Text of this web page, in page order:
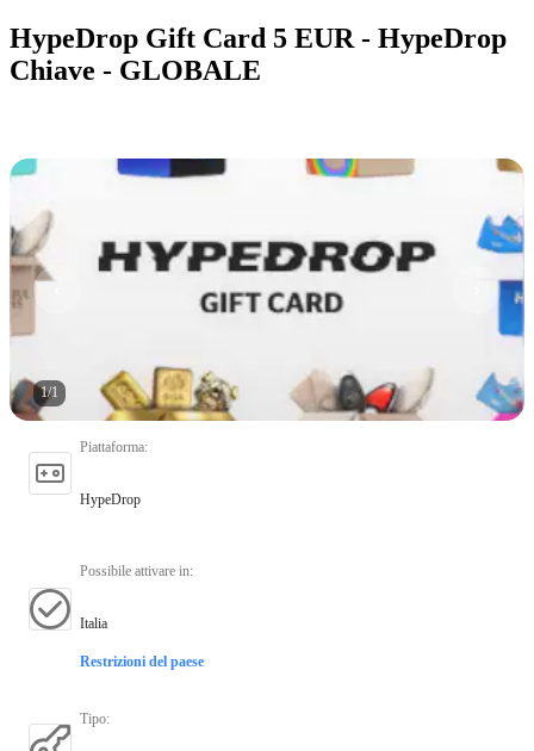
HypeDrop Gift Card 5 EUR - HypeDrop
Chiave - GLOBALE
1/1
Piattaforma:
HypeDrop
Possibile attivare in:
Italia
Restrizioni del paese
Tipo: